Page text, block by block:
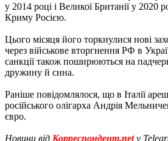
у 2014 році і Великої Британії у 2020
Криму Росією.
Цього місяця його торкнулися нові
через військове вторгнення РФ в
санкції також поширюються на
дружину й сина.
Раніше повідомлялося, що в Італії
російського олігарха Андрія
євро.
Новини від Корреспондент.netу